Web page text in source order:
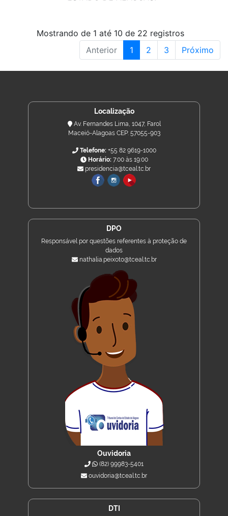
Mostrando de 1 até 10 de 22 registros
Anterior
1 2 3 Próximo
Localização
Av. Fernandes Lima, 1047, Farol
Maceió-Alagoas CEP: 57055-903
Telefone:+55 82 9619-1000
Horário:7:00 às 19:00
presidencia@tceal.tc.br
DPO
Responsável por questões referentes à proteção de
dados
nathalia.peixoto@tceal.tc.br
Ouvidoria
(82) 99983-5401
ouvidoria@tceal.tc.br
DTI